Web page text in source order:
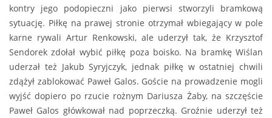
kontry jego podopieczni jako pierwsi stworzyli bramkową
sytuację. Piłkę na prawej stronie otrzymał wbiegający w pole
karne rywali Artur Renkowski, ale uderzył tak, że Krzysztof
Sendorek zdołał wybić piłkę poza boisko. Na bramkę Wiślan
uderzał też Jakub Syryjczyk, jednak piłkę w ostatniej chwili
zdążył zablokować Paweł Galos. Goście na prowadzenie mogli
wyjść dopiero po rzucie rożnym Dariusza Żaby, na szczęście
Paweł Galos główkował nad poprzeczką. Groźnie uderzył też